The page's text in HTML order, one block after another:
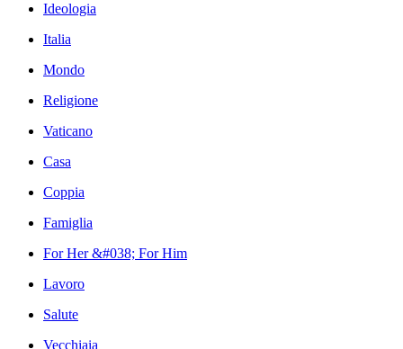
Ideologia
Italia
Mondo
Religione
Vaticano
Casa
Coppia
Famiglia
For Her &#038; For Him
Lavoro
Salute
Vecchiaia